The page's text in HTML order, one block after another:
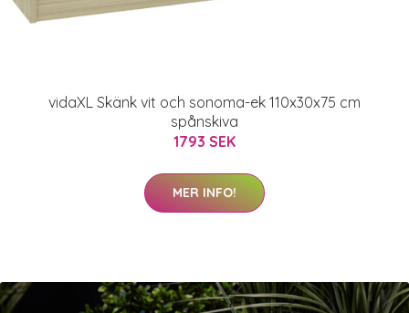
vidaXL Skänk vit och sonoma-ek 110x30x75 cm
spånskiva
1793 SEK
MER INFO!